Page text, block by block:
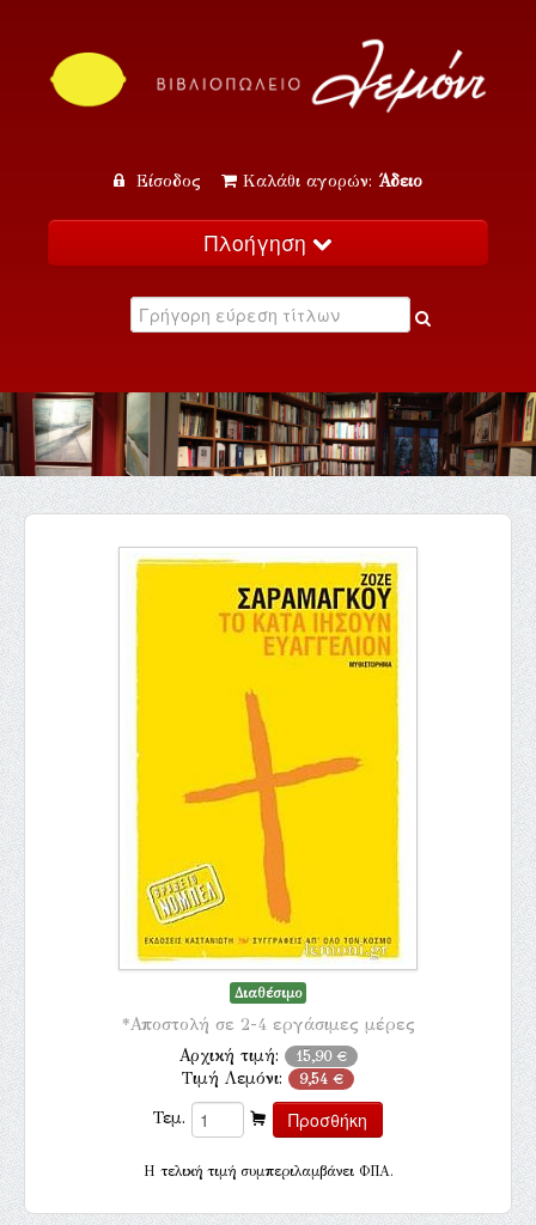
Είσοδος Καλάθι αγορών: Άδειο
Πλοήγηση
Κατάλογος
Εκδηλώσεις
Επικοινωνία
Διαθέσιμο
*Αποστολή σε 2-4 εργάσιμες μέρες
Αρχική τιμή: 15,90 €
Τιμή Λεμόνι: 9,54 €
Τεμ.
H τελική τιμή συμπεριλαμβάνει ΦΠΑ.